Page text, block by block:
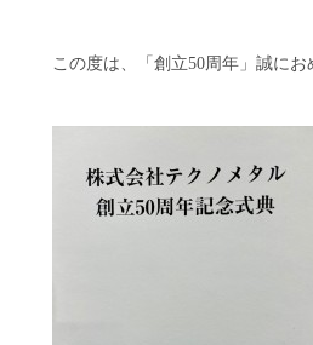
この度は、「創立50周年」誠にお